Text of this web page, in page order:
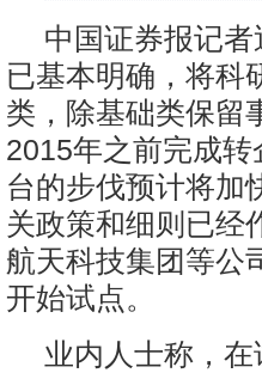
中国证券报记
已基本明确，将科
类，除基础类保留
2015年之前完成
台的步伐预计将加
关政策和细则已经
航天科技集团等公
开始试点。
业内人士称，